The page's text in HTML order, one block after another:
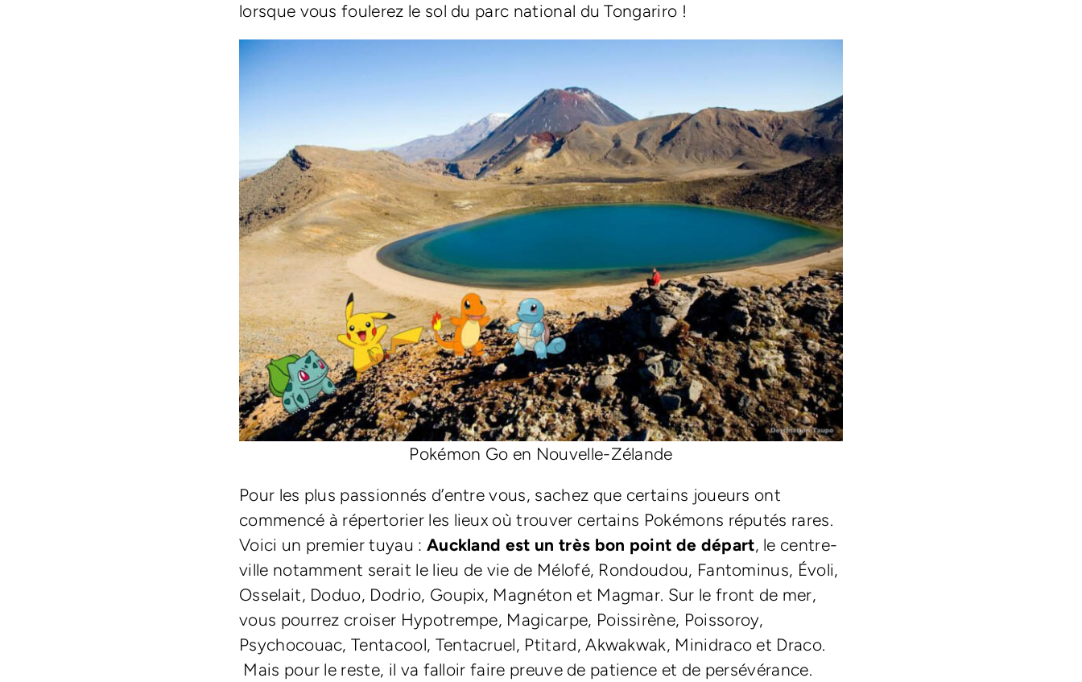
lorsque vous foulerez le sol du parc national du Tongariro !
Pokémon Go en Nouvelle-Zélande
Pour les plus passionnés d’entre vous, sachez que certains joueurs ont
commencé à répertorier les lieux où trouver certains Pokémons réputés rares.
Voici un premier tuyau : Auckland est un très bon point de départ, le centre-
ville notamment serait le lieu de vie de Mélofé, Rondoudou, Fantominus, Évoli,
Osselait, Doduo, Dodrio, Goupix, Magnéton et Magmar. Sur le front de mer,
vous pourrez croiser Hypotrempe, Magicarpe, Poissirène, Poissoroy,
Psychocouac, Tentacool, Tentacruel, Ptitard, Akwakwak, Minidraco et Draco.
Mais pour le reste, il va falloir faire preuve de patience et de persévérance.